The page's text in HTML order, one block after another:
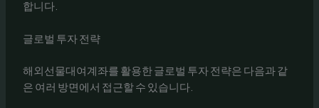
합니다.
글로벌 투자 전략
해외선물대여계좌를 활용한 글로벌 투자 전략은 다음과 같
은 여러 방면에서 접근할 수 있습니다.